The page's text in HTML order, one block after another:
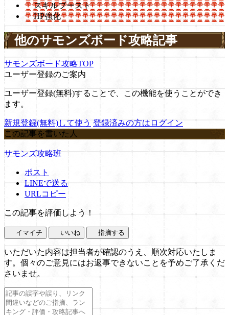
スキルブースト
HP強化
他のサモンズボード攻略記事
サモンズボード攻略TOP
ユーザー登録のご案内
ユーザー登録(無料)することで、この機能を使うことができ
ます。
新規登録(無料)して使う 登録済みの方はログイン
この記事を書いた人
サモンズ攻略班
ポスト
LINEで送る
URLコピー
この記事を評価しよう！
イマイチ いいね 指摘する
いただいた内容は担当者が確認のうえ、順次対応いたしま
す。個々のご意見にはお返事できないことを予めご了承くだ
さいませ。